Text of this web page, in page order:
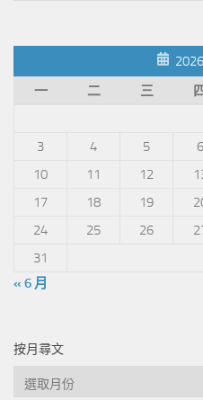
類
一
二 三
3
4 5 6
10
11 12
17
18 19
24
25 26
31
« 6 月
按月尋文
按